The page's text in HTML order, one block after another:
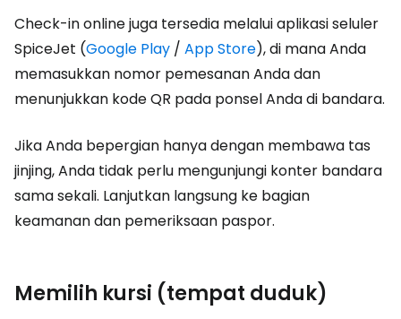
Check-in online juga tersedia melalui aplikasi seluler
SpiceJet (Google Play / App Store), di mana Anda
memasukkan nomor pemesanan Anda dan
menunjukkan kode QR pada ponsel Anda di bandara.
Jika Anda bepergian hanya dengan membawa tas
jinjing, Anda tidak perlu mengunjungi konter bandara
sama sekali. Lanjutkan langsung ke bagian
keamanan dan pemeriksaan paspor.
Memilih kursi (tempat duduk)